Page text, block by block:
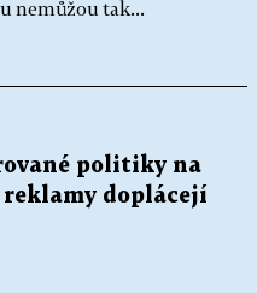
nemůžou tak...
politiky na
reklamy doplácejí